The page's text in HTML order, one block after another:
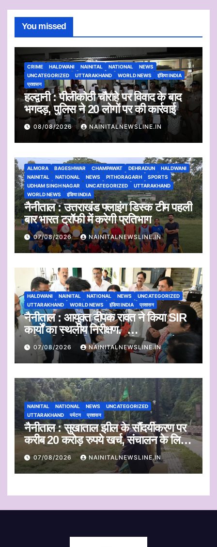
You missed
CRIME HALDWANI NAINITAL NATIONAL
NEWS
UNCATEGORIZED
UTTARAKHAND WORLD NEWS
इंडिया INDIA
प्रशासन
हल्द्वानी : पीलीकोठी चौराहे पर विवाद के बाद
भगदड़, पुलिस ने 20 लोगों पर की कार्रवाई
08/08/2026 NAINITALNEWSLINE.IN
ALMORA BAGESHWAR CHAMPAWAT DEHRADUN
HALDWANI
NAINITAL
NATIONAL NEWS PITHORAGARH
SPORTS
UDHAM SINGH NAGAR
UNCATEGORIZED
UTTARAKHAND
WORLD NEWS
इंडिया INDIA
नैनीताल : उत्तराखंड फ्लाइंग डिस्क टीम पहली
बार भारत ट्रॉफी में करेगी प्रतिभाग
07/08/2026 NAINITALNEWSLINE.IN
HALDWANI NAINITAL NATIONAL NEWS
UNCATEGORIZED
UTTARAKHAND
WORLD NEWS इंडिया INDIA प्रशासन
नैनीताल : आयुक्त दीपक रावत ने किया SIR
कार्यों का स्थलीय निरीक्षण.
अधिकारियों को दिए समयबद्ध निस्तारण और
पारदर्शिता के निर्देश
07/08/2026 NAINITALNEWSLINE.IN
NAINITAL NATIONAL NEWS
UNCATEGORIZED
UTTARAKHAND
पर्यटन प्रशासन
नैनीताल : सुखाताल झील के सौंदर्यीकरण पर
करीब 20 करोड़ रुपये खर्च, संचालन के लिए
संस्था का चयन जल्द
07/08/2026 NAINITALNEWSLINE.IN